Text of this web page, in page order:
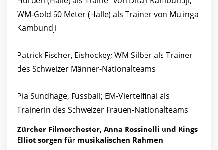
WM-Gold 60 Meter (Halle) als Trainer von Mujinga
Kambundji
Patrick Fischer, Eishockey; WM-Silber als Trainer
des Schweizer Männer-Nationalteams
Pia Sundhage, Fussball; EM-Viertelfinal als
Trainerin des Schweizer Frauen-Nationalteams
Zürcher Filmorchester, Anna Rossinelli und Kings
Elliot sorgen für musikalischen Rahmen